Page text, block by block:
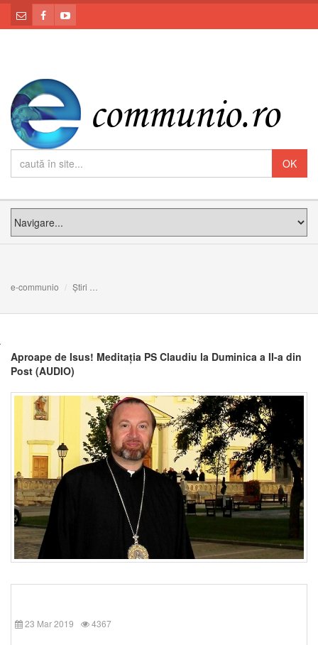
e-communio Știri
Aproape de Isus! Meditația PS Claudiu la Duminica a II-a din
Post (AUDIO)
23 Mar 2019 4367